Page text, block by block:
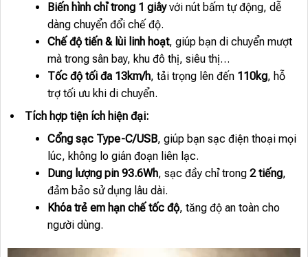
Biến hình chỉ trong 1 giâyvới nút bấm tự động, dễ
dàng chuyển đổi chế độ.
Chế độ tiến & lùi linh hoạt, giúp bạn di chuyển mượt
mà trong sân bay, khu đô thị, siêu thị…
Tốc độ tối đa 13km/h, tải trọng lên đến 110kg, hỗ
trợ tối ưu khi di chuyển.
Tích hợp tiện ích hiện đại:
Cổng sạc Type-C/USB, giúp bạn sạc điện thoại mọi
lúc, không lo gián đoạn liên lạc.
Dung lượng pin 93.6Wh, sạc đầy chỉ trong 2 tiếng,
đảm bảo sử dụng lâu dài.
Khóa trẻ em hạn chế tốc độ, tăng độ an toàn cho
người dùng.